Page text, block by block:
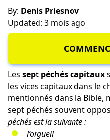
By: Denis Priesnov
Updated: 3 mois ago
Les sept péchés capitaux
les vices capitaux dans le
mentionnés dans la Bible,
sept péchés souvent
péchés est la suivante :
l’orgueil